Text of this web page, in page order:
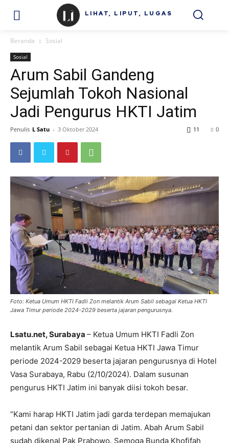
LIHAT, LIPUT, LUGAS
Beranda Sosial
Sosial
Arum Sabil Gandeng
Sejumlah Tokoh Nasional
Jadi Pengurus HKTI Jatim
Penulis L Satu - 3 Oktober 2024 0
11
Foto: Ketua Umum HKTI Fadli Zon melantik Arum Sabil sebagai Ketua HKTI
Jawa Timur periode 2024-2029 beserta jajaran pengurusnya.
Lsatu.net, Surabaya – Ketua Umum HKTI Fadli Zon
melantik Arum Sabil sebagai Ketua HKTI Jawa Timur
periode 2024-2029 beserta jajaran pengurusnya di Hotel
Vasa Surabaya, Rabu (2/10/2024). Dalam susunan
pengurus HKTI Jatim ini banyak diisi tokoh besar.
“Kami harap HKTI Jatim jadi garda terdepan memajukan
petani dan sektor pertanian di Jatim. Abah Arum Sabil
sudah dikenal Pak Prabowo. Semoga Bunda Khofifah